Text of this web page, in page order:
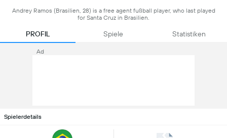
Andrey Ramos (Brasilien, 28) is a free agent fußball player, who last played
for Santa Cruz in Brasilien.
PROFIL Spiele Statistiken
Ad
Spielerdetails